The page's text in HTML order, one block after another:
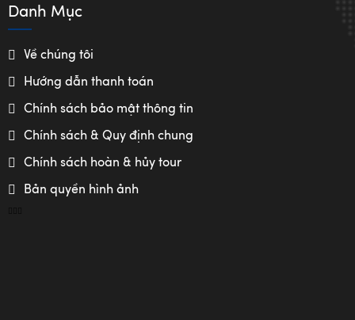
Danh Mục
Về chúng tôi
Hướng dẫn thanh toán
Chính sách bảo mật thông tin
Chính sách & Quy định chung
Chính sách hoàn & hủy tour
Bản quyền hình ảnh